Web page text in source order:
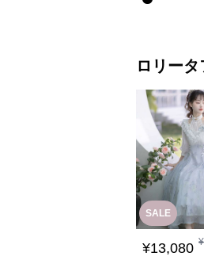
ロリー
SALE
¥13,080 ¥